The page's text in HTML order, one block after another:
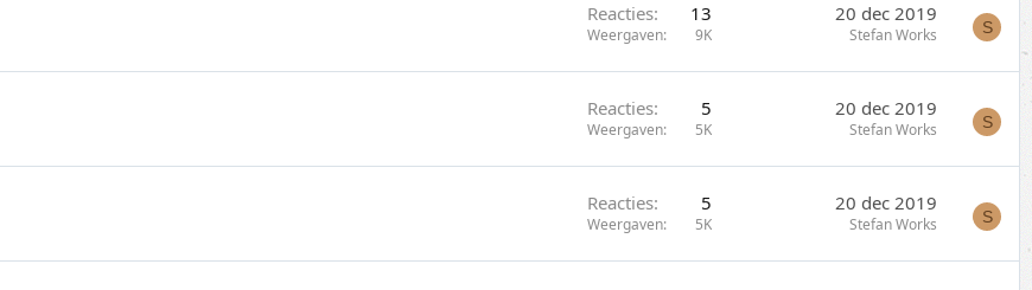
Reacties 13
Weergaven 9K
20 dec 2019
Stefan Works S
Reacties 5
Weergaven 5K
20 dec 2019
Stefan Works S
Reacties 5
Weergaven 5K
20 dec 2019
Stefan Works S